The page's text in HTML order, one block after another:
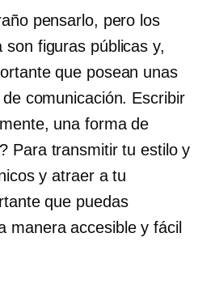
pensarlo, pero los
son figuras públicas y,
que posean unas
comunicación. Escribir
una forma de
Para transmitir tu estilo y
y atraer a tu
que puedas
manera accesible y fácil